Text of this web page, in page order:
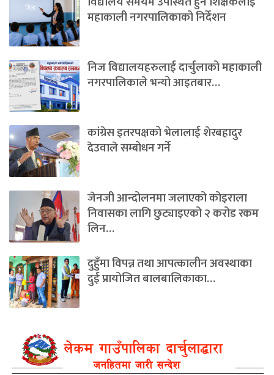
महाकाली नगरपालिकाको निर्देशन
निज विद्यालयहरुलाई दार्चुलाको महाकाली
नगरपालिकाले भन्यो आइतबार…
कांग्रेस इतरपक्षको भेलालाई शेरबहादुर
देउवाले सम्बोधन गर्ने
जेनजी आन्दोलनमा जलाएको कोइराला
निवासका लागि छुट्याइएको २ करोड रकम
लिन…
दुहुँमा विपन्न तथा आपत्कालीन अवस्थाका
दुई प्रायोजित बालबालिकाका…